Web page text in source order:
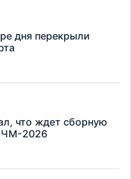
дня перекрыли
что ждет сборную
ЧМ-2026